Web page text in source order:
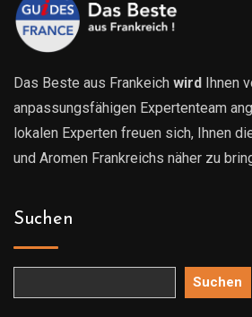
Das Beste aus Frankeich wird Ihnen
anpassungsfähigen Expertenteam
lokalen Experten freuen sich, Ihnen
und Aromen Frankreichs näher zu
Suchen
Suchen